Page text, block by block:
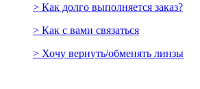
> Как долго выполняется заказ?
> Как с вами связаться
> Хочу вернуть/обменять линзы